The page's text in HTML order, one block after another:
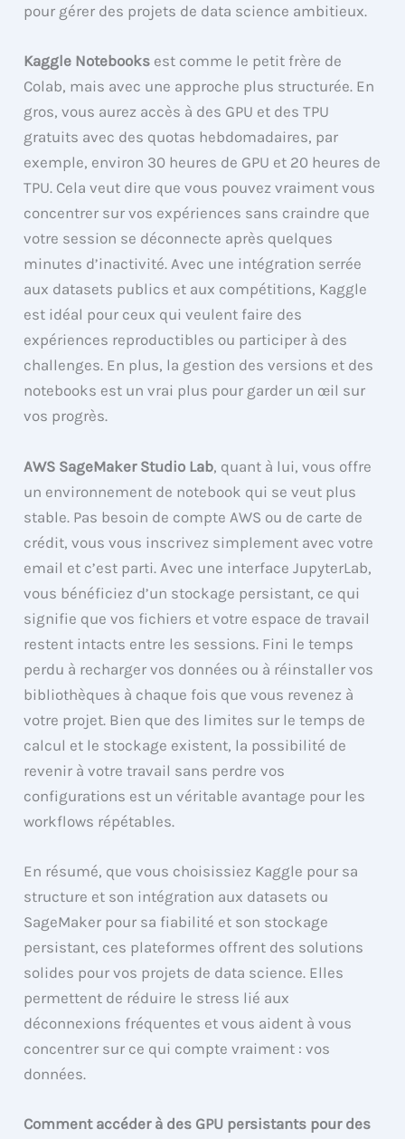
pour gérer des projets de data science ambitieux.
Kaggle Notebooks est comme le petit frère de
Colab, mais avec une approche plus structurée. En
gros, vous aurez accès à des GPU et des TPU
gratuits avec des quotas hebdomadaires, par
exemple, environ 30 heures de GPU et 20 heures de
TPU. Cela veut dire que vous pouvez vraiment vous
concentrer sur vos expériences sans craindre que
votre session se déconnecte après quelques
minutes d’inactivité. Avec une intégration serrée
aux datasets publics et aux compétitions, Kaggle
est idéal pour ceux qui veulent faire des
expériences reproductibles ou participer à des
challenges. En plus, la gestion des versions et des
notebooks est un vrai plus pour garder un œil sur
vos progrès.
AWS SageMaker Studio Lab, quant à lui, vous offre
un environnement de notebook qui se veut plus
stable. Pas besoin de compte AWS ou de carte de
crédit, vous vous inscrivez simplement avec votre
email et c’est parti. Avec une interface JupyterLab,
vous bénéficiez d’un stockage persistant, ce qui
signifie que vos fichiers et votre espace de travail
restent intacts entre les sessions. Fini le temps
perdu à recharger vos données ou à réinstaller vos
bibliothèques à chaque fois que vous revenez à
votre projet. Bien que des limites sur le temps de
calcul et le stockage existent, la possibilité de
revenir à votre travail sans perdre vos
configurations est un véritable avantage pour les
workflows répétables.
En résumé, que vous choisissiez Kaggle pour sa
structure et son intégration aux datasets ou
SageMaker pour sa fiabilité et son stockage
persistant, ces plateformes offrent des solutions
solides pour vos projets de data science. Elles
permettent de réduire le stress lié aux
déconnexions fréquentes et vous aident à vous
concentrer sur ce qui compte vraiment : vos
données.
Comment accéder à des GPU persistants pour des